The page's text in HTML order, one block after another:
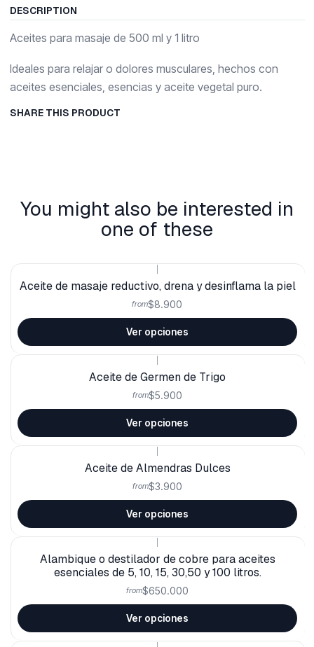
DESCRIPTION
Aceites para masaje de 500 ml y 1 litro
Ideales para relajar o dolores musculares, hechos con
aceites esenciales, esencias y aceite vegetal puro.
SHARE THIS PRODUCT
You might also be interested in
one of these
Aceite de masaje reductivo, drena y desinflama la piel
from$8.900
Ver opciones
Aceite de Germen de Trigo
from$5.900
Ver opciones
Aceite de Almendras Dulces
from$3.900
Ver opciones
Alambique o destilador de cobre para aceites
esenciales de 5, 10, 15, 30,50 y 100 litros.
from$650.000
Ver opciones